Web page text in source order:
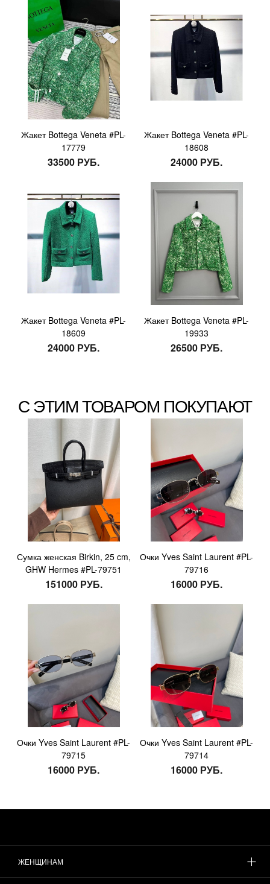
Жакет Bottega Veneta #PL-
17779
33500 РУБ.
Жакет Bottega Veneta #PL-
18608
24000 РУБ.
Жакет Bottega Veneta #PL-
18609
24000 РУБ.
Жакет Bottega Veneta #PL-
19933
26500 РУБ.
С ЭТИМ ТОВАРОМ ПОКУПАЮТ
Сумка женская Birkin, 25 cm,
GHW Hermes #PL-79751
151000 РУБ.
Очки Yves Saint Laurent #PL-
79716
16000 РУБ.
Очки Yves Saint Laurent #PL-
79715
16000 РУБ.
Очки Yves Saint Laurent #PL-
79714
16000 РУБ.
ЖЕНЩИНАМ